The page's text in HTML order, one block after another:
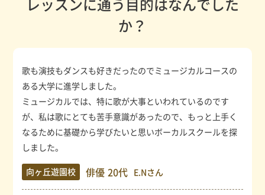
か？
歌も演技もダンスも好きだったのでミュージカルコースの
ある大学に進学しました。
ミュージカルでは、特に歌が大事といわれているのです
が、私は歌にとても苦手意識があったので、もっと上手く
なるために基礎から学びたいと思いボーカルスクールを探
しました。
向ヶ丘遊園校 俳優 20代 E.Nさん